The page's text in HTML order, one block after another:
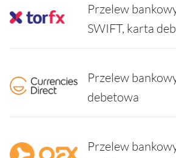
Przelew
SWIFT, karta
Przelew
debetowa
Przelew